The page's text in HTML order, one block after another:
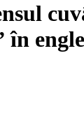
în